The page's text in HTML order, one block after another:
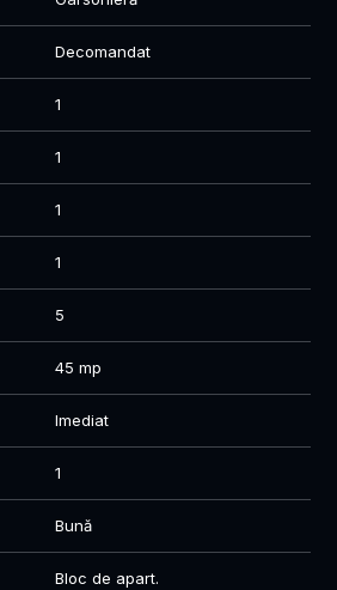
Decomandat
1
1
1
1
5
45 mp
Imediat
1
Bună
Bloc de apart.